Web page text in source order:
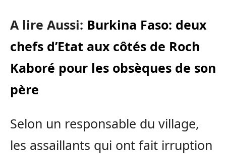
A lire Aussi: Burkina Faso: deux
chefs d’Etat aux côtés de Roch
Kaboré pour les obsèques de son
père
Selon un responsable du village,
les assaillants qui ont fait irruption